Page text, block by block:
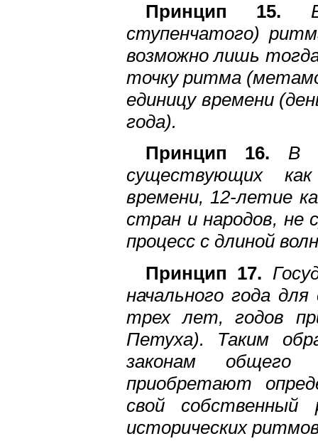
Принцип 15.
ступенчатого)
возможно лишь
точку ритма
единицу времени
года).
Принцип 16. В
существующих
времени, 12-летие
стран и народов,
процесс с длиной
Принцип 17.
начального года
трех лет, годов
Петуха). Таким
законам общего
приобретают
свой
исторических